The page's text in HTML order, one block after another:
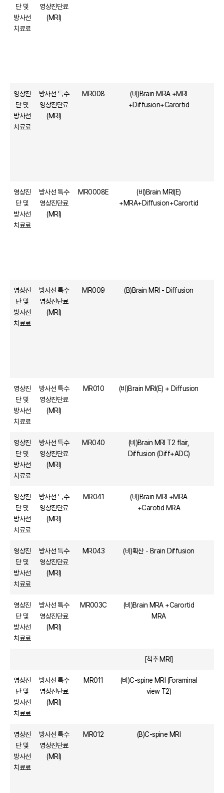
단 및
방사선
치료료
영상진단료
(MRI)
영상진
단 및
방사선
치료료
방사선 특수
영상진단료
(MRI)
MR008
(비)Brain MRA +MRI
+Diffusion+Carortid
영상진
단 및
방사선
치료료
방사선 특수
영상진단료
(MRI)
MR0008E
(비)Brain MRI(E)
+MRA+Diffusion+Carortid
영상진
단 및
방사선
치료료
방사선 특수
영상진단료
(MRI)
MR009 (B)Brain MRI - Diffusion
영상진
단 및
방사선
치료료
방사선 특수
영상진단료
(MRI)
MR010 (비)Brain MRI(E) + Diffusion
영상진
단 및
방사선
치료료
방사선 특수
영상진단료
(MRI)
MR040
(비)Brain MRI T2 flair,
Diffusion (Diff+ADC)
영상진
단 및
방사선
치료료
방사선 특수
영상진단료
(MRI)
MR041
(비)Brain MRI +MRA
+Carotid MRA
영상진
단 및
방사선
치료료
방사선 특수
영상진단료
(MRI)
MR043 (비)확산 - Brain Diffusion
영상진
단 및
방사선
치료료
방사선 특수
영상진단료
(MRI)
MR003C
(비)Brain MRA +Carortid
MRA
[척추 MRI]
영상진
단 및
방사선
치료료
방사선 특수
영상진단료
(MRI)
MR011
(비)C-spine MRI (Foraminal
view T2)
영상진
단 및
방사선
치료료
방사선 특수
영상진단료
(MRI)
MR012 (B)C-spine MRI